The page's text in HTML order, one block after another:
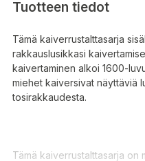
Tuotteen tiedot
Tämä kaiverrustalttasarja
rakkauslusikkasi
kaivertaminen alkoi 1600-
miehet kaiversivat näyttäviä
tosirakkaudesta.
Tämä kaiverrustalttasarja on